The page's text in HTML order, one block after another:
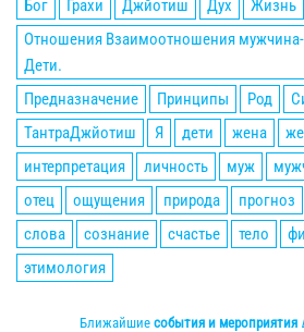
Бог
Грахи Джйотиш Дух Жизнь
Отношения Взаимоотношения
Дети.
Предназначение
Принципы Род
ТантраДжйотиш
Я дети жена
интерпретация
личность муж
отец
ощущения природа прогноз
слова
сознание счастье тело
этимология
Ближайшие события и мероприятия